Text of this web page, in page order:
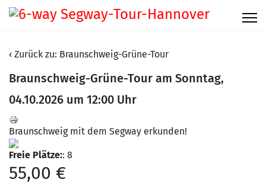
Zurück zu: Braunschweig-Grüne-Tour
Braunschweig-Grüne-Tour am Sonntag,
04.10.2026 um 12:00 Uhr
Braunschweig mit dem Segway erkunden!
Freie Plätze:: 8
55,00 €